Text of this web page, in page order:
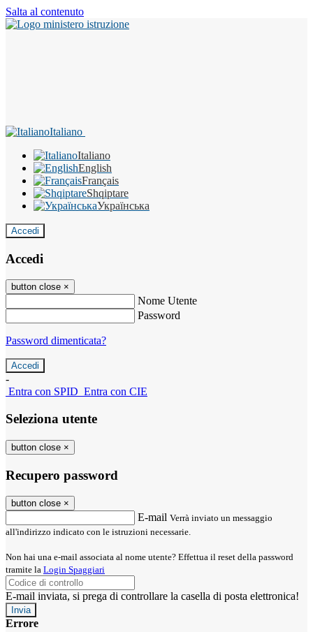
Salta al contenuto
Italiano
Italiano
English
Français
Shqiptare
Українська
Accedi
Accedi
button close ×
Nome Utente
Password
Password dimenticata?
-
Entra con SPID Entra con CIE
Seleziona utente
button close ×
Recupero password
button close ×
E-mail Verrà inviato un messaggio
all'indirizzo indicato con le istruzioni necessarie.
Non hai una e-mail associata al nome utente? Effettua il reset della password
tramite la Login Spaggiari
E-mail inviata, si prega di controllare la casella di posta elettronica!
Errore